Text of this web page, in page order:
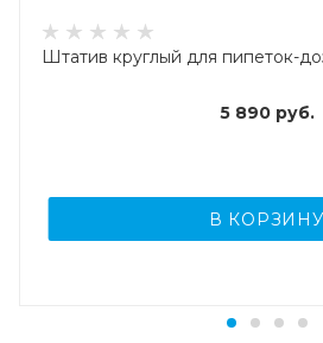
Штатив круглый для пипеток-
5 890руб.
В КОРЗИНУ